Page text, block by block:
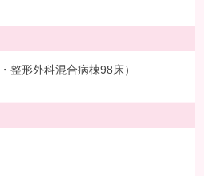
整形外科混合病棟98床）